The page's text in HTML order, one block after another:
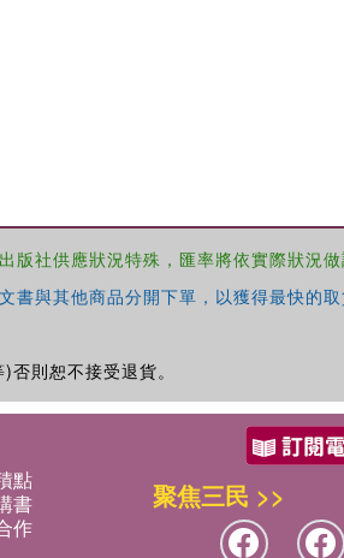
社供應狀況特殊，匯率將依實際狀況做
與其他商品分開下單，以獲得最快的
則恕不接受退貨。
點
書
作
聚焦三民 >>